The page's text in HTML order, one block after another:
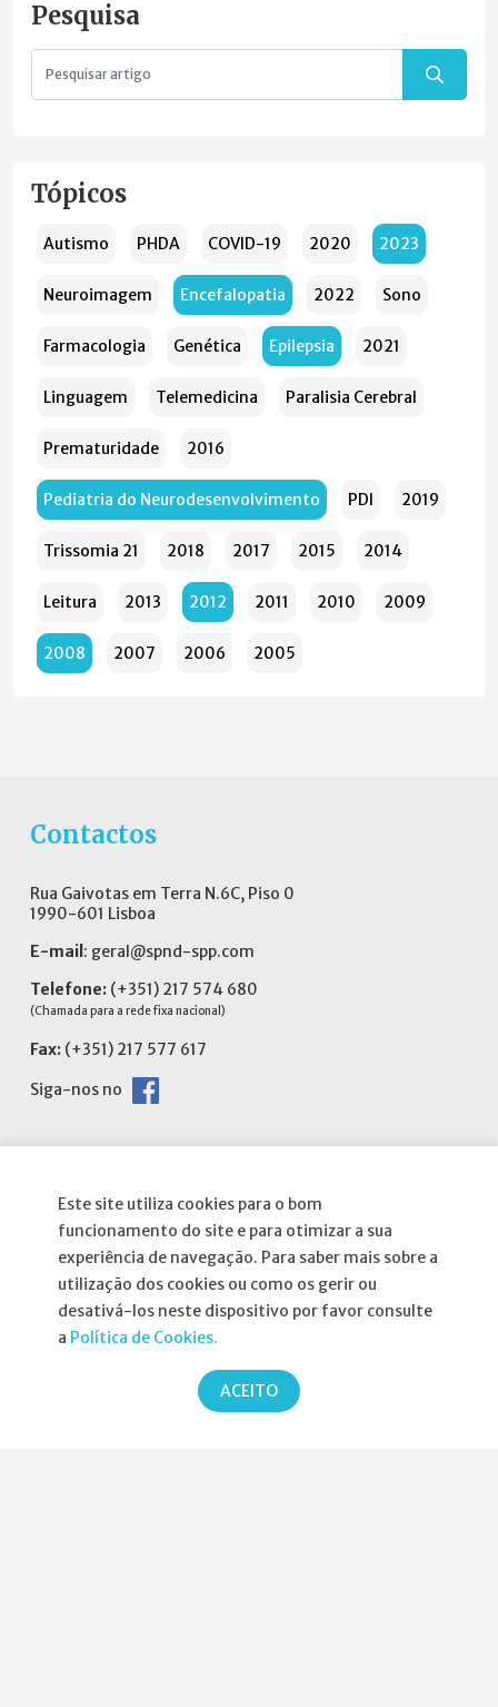
Este site utiliza cookies para o bom
funcionamento do site e para otimizar a sua
experiência de navegação. Para saber mais sobre a
utilização dos cookies ou como os gerir ou
desativá-los neste dispositivo por favor consulte
a Política de Cookies.
ACEITO
Pesquisa
Tópicos
Autismo PHDA COVID-19 2020 2023
Neuroimagem Encefalopatia 2022 Sono
Farmacologia Genética Epilepsia 2021
Linguagem Telemedicina Paralisia Cerebral
Prematuridade 2016
Pediatria do Neurodesenvolvimento PDI 2019
Trissomia 21 2018 2017 2015 2014
Leitura 2013 2012 2011 2010 2009
2008 2007 2006 2005
Contactos
Rua Gaivotas em Terra N.6C, Piso 0
1990-601 Lisboa
E-mail : geral@spnd-spp.com
Telefone: (+351) 217 574 680
(Chamada para a rede fixa nacional)
Fax: (+351) 217 577 617
Siga-nos no
Informações
Atribuição da Bolsa SPND
Agenda